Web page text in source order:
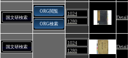
国文研検索
ORG閲覧
ORG検索
1024
1280
Detail
国文研検索
1024
1280
Detail